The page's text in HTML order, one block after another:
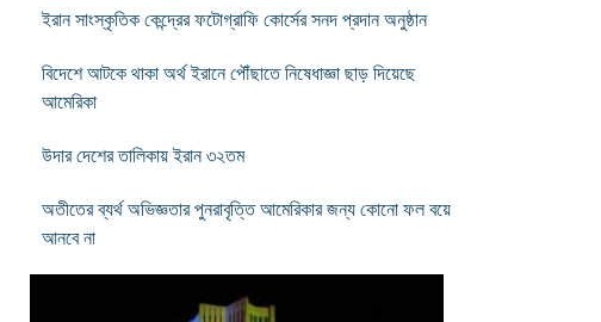
ইরান সাংস্কৃতিক কেন্দ্রের ফটোগ্রাফি কোর্সের সনদ প্রদান অনুষ্ঠান
বিদেশে আটকে থাকা অর্থ ইরানে পৌঁছাতে নিষেধাজ্ঞা ছাড় দিয়েছে
আমেরিকা
উদার দেশের তালিকায় ইরান ৩২তম
অতীতের ব্যর্থ অভিজ্ঞতার পুনরাবৃত্তি আমেরিকার জন্য কোনো ফল বয়ে
আনবে না